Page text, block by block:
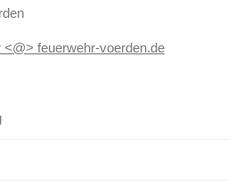
feuerwehr-voerden.de